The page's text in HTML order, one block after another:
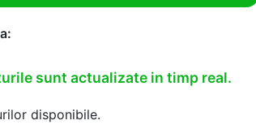
sunt actualizate in timp real.
disponibile.